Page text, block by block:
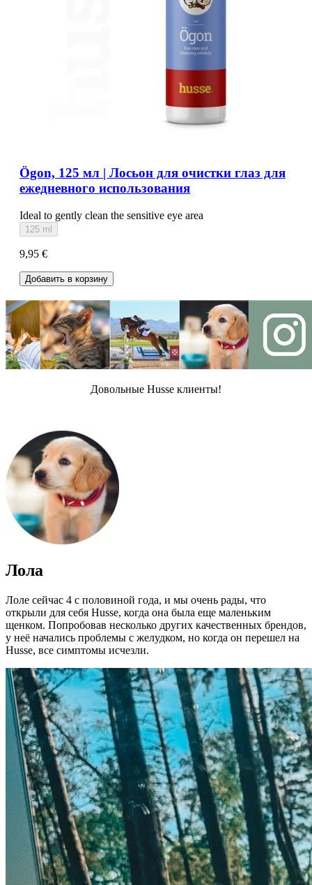
Ögon, 125 мл | Лосьон для очистки глаз для
ежедневного использования
Ideal to gently clean the sensitive eye area
125 ml
9,95 €
Добавить в корзину
Довольные Husse клиенты!
Лола
Лоле сейчас 4 с половиной года, и мы очень рады, что
открыли для себя Husse, когда она была еще маленьким
щенком. Попробовав несколько других качественных брендов,
у неё начались проблемы с желудком, но когда он перешел на
Husse, все симптомы исчезли.